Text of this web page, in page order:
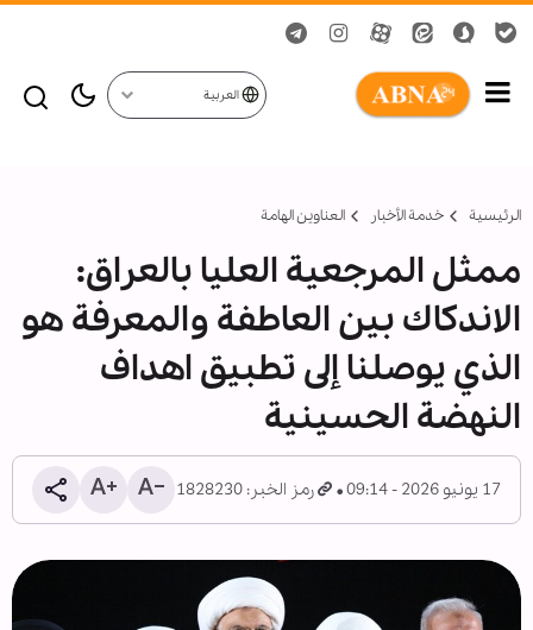
العربية
الرئيسية خدمة الأخبار العناوين الهامة
ممثل المرجعية العليا بالعراق:
الاندكاك بين العاطفة والمعرفة هو
الذي يوصلنا إلى تطبيق اهداف
النهضة الحسينية
17 يونيو 2026 - 09:14 رمز الخبر: 1828230